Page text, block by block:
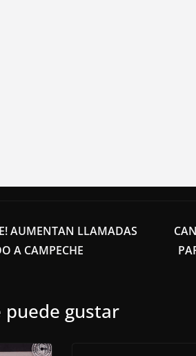
AUMENTAN LLAMADAS
A CAMPECHE
gustar